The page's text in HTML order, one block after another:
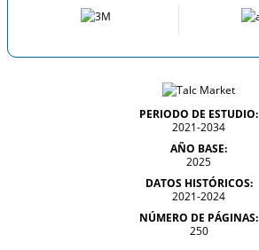
PERIODO DE ESTUDIO:
2021-2034
AÑO BASE:
2025
DATOS HISTÓRICOS:
2021-2024
NÚMERO DE PÁGINAS:
250